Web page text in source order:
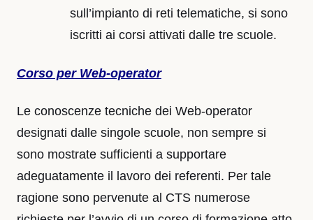
sull’impianto di reti telematiche, si sono
iscritti ai corsi attivati dalle tre scuole.
Corso per Web-operator
Le conoscenze tecniche dei Web-operator
designati dalle singole scuole, non sempre si
sono mostrate sufficienti a supportare
adeguatamente il lavoro dei referenti. Per tale
ragione sono pervenute al CTS numerose